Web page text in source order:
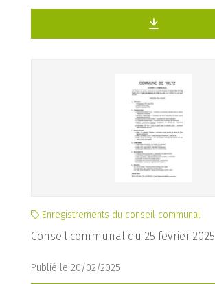
Enregistrements du conseil communal
Conseil communal du 25 fevrier 2025
Publié le 20/02/2025